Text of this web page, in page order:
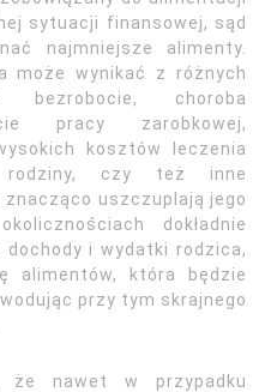
sytuacji finansowej, sąd
najmniejsze alimenty.
może wynikać z różnych
choroba
pracy zarobkowej,
kosztów leczenia
rodziny, czy też inne
uszczuplają jego
dokładnie
dochody i wydatki rodzica,
alimentów, która będzie
przy tym skrajnego
że nawet w przypadku